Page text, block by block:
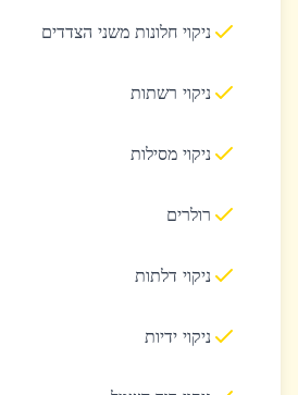
ניקוי חלונות משני הצדדים
ניקוי רשתות
ניקוי מסילות
רולרים
ניקוי דלתות
ניקוי ידיות